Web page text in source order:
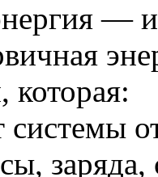
—
которая:
системы
заряда,